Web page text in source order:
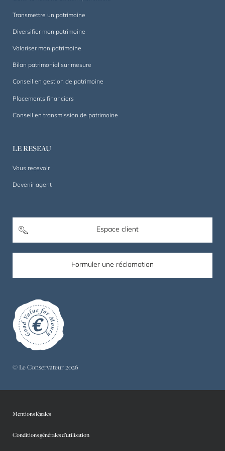
Transmettre un patrimoine
Diversifier mon patrimoine
Valoriser mon patrimoine
Bilan patrimonial sur mesure
Conseil en gestion de patrimoine
Placements financiers
Conseil en transmission de patrimoine
LE RESEAU
Vous recevoir
Devenir agent
Espace client
Formuler une réclamation
© Le Conservateur 2026
Mentions légales
Conditions générales d’utilisation